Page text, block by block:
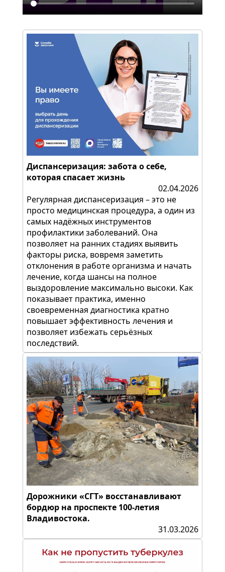
Диспансеризация: забота о себе,
которая спасает жизнь
02.04.2026
Регулярная диспансеризация – это не
просто медицинская процедура, а один из
самых надёжных инструментов
профилактики заболеваний. Она
позволяет на ранних стадиях выявить
факторы риска, вовремя заметить
отклонения в работе организма и начать
лечение, когда шансы на полное
выздоровление максимально высоки. Как
показывает практика, именно
своевременная диагностика кратно
повышает эффективность лечения и
позволяет избежать серьёзных
последствий.
Дорожники «СГТ» восстанавливают
бордюр на проспекте 100-летия
Владивостока.
31.03.2026